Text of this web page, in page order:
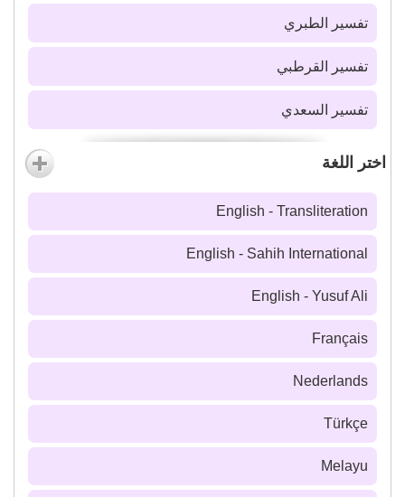
تفسير الطبري
تفسير القرطبي
تفسير السعدي
اختر اللغة
English - Transliteration
English - Sahih International
English - Yusuf Ali
Français
Nederlands
Türkçe
Melayu